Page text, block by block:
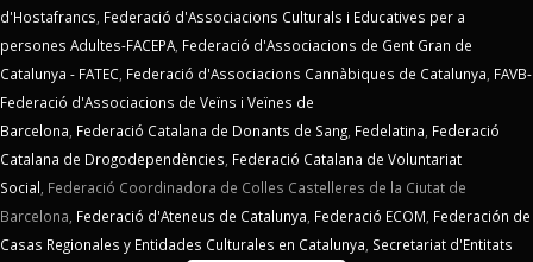
d'Hostafrancs Federació d'Associacions Culturals i Educatives per a
persones Adultes-FACEPA Federació d'Associacions de Gent Gran de
Catalunya - FATEC Federació d'Associacions Cannàbiques de Catalunya FAVB-
Federació d'Associacions de Veïns i Veïnes de
Barcelona Federació Catalana de Donants de Sang Fedelatina Federació
Catalana de Drogodependències Federació Catalana de Voluntariat
Social Federació Coordinadora de Colles Castelleres de la Ciutat de
Barcelona, Federació d'Ateneus de Catalunya Federació ECOM Federación de
Casas Regionales y Entidades Culturales en Catalunya Secretariat d'Entitats